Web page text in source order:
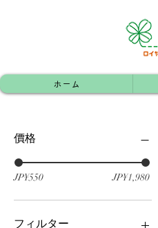
ホーム
價格
JP¥550 JP¥1,980
フィルター